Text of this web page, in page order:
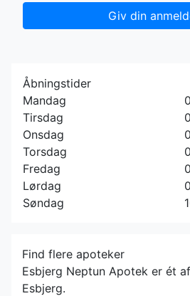
Giv din
Åbningstider
Mandag
Tirsdag
Onsdag
Torsdag
Fredag
Lørdag
Søndag
Find flere apoteker
Esbjerg Neptun Apotek er ét af
Esbjerg.